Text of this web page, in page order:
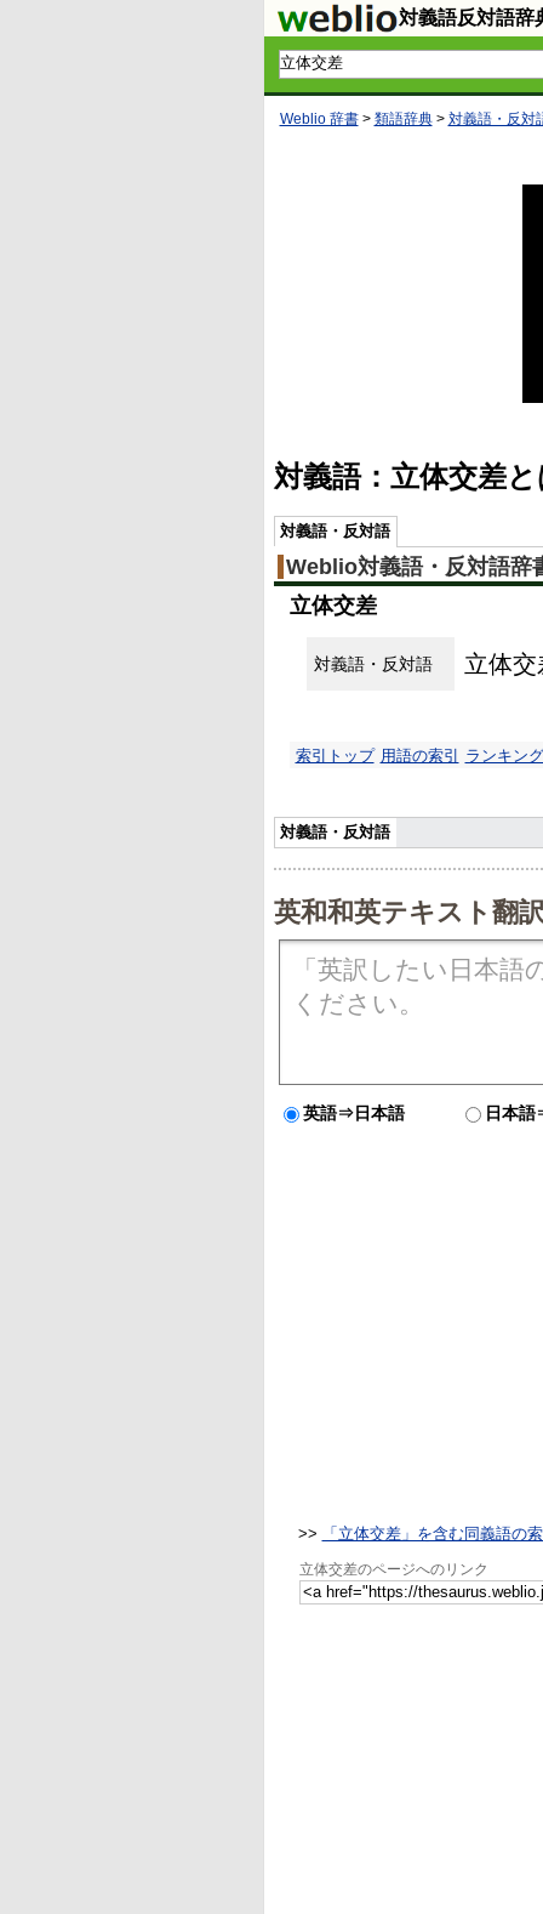
対義語反対語辞
Weblio 辞書> 類語辞典> 対義語・反対
対義語：立体交差
対義語・反対語
Weblio対義語・反対語辞
立体交差
対義語・反対語 立体交
索引トップ 用語の索引 ランキング
対義語・反対語
英和和英テキスト翻
英語⇒日本語 日本
>> 「立体交差」を含む同義語の
立体交差のページへのリンク